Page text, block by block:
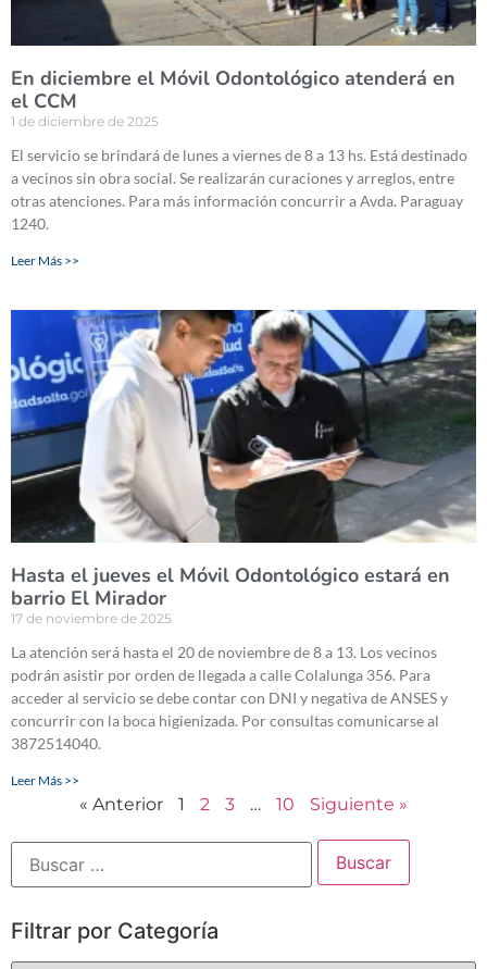
En diciembre el Móvil Odontológico atenderá en
el CCM
1 de diciembre de 2025
El servicio se brindará de lunes a viernes de 8 a 13 hs. Está destinado
a vecinos sin obra social. Se realizarán curaciones y arreglos, entre
otras atenciones. Para más información concurrir a Avda. Paraguay
1240.
Leer Más >>
Hasta el jueves el Móvil Odontológico estará en
barrio El Mirador
17 de noviembre de 2025
La atención será hasta el 20 de noviembre de 8 a 13. Los vecinos
podrán asistir por orden de llegada a calle Colalunga 356. Para
acceder al servicio se debe contar con DNI y negativa de ANSES y
concurrir con la boca higienizada. Por consultas comunicarse al
3872514040.
Leer Más >>
« Anterior 1 2 3 … 10 Siguiente »
Filtrar por Categoría